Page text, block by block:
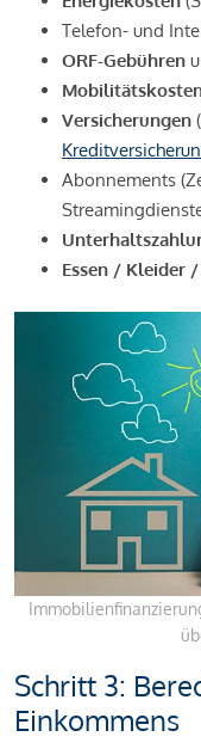
Telefon- und
ORF-Gebühren
Versicherungen
Abonnements
Essen / Kleider
Schritt 3:
Einkommens